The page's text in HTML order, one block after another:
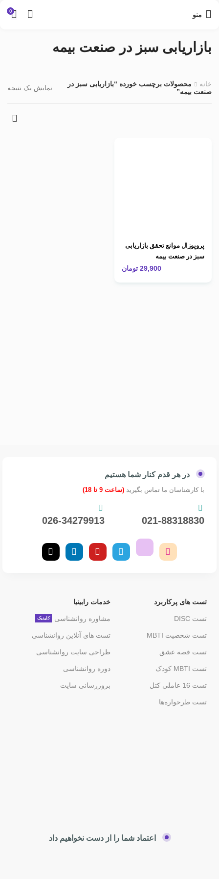
منو 0
بازاریابی سبز در صنعت بیمه
خانه
محصولات برچسب خورده “بازاریابی سبز در
صنعت بیمه”
نمایش یک نتیجه
پروپوزال موانع تحقق بازاریابی
سبز در صنعت بیمه
29,900 تومان
در هر قدم کنار شما هستیم
با کارشناسان ما تماس بگیرید (ساعت 9 تا 18)
021-88318830
026-34279913
تست های پرکاربرد
تست DISC
تست شخصیت MBTI
تست قصه عشق
تست MBTI کودک
تست 16 عاملی کتل
تست طرحواره‌ها
خدمات رابینیا
مشاوره روانشناسی کلینیک
تست های آنلاین روانشناسی
طراحی سایت روانشناسی
دوره روانشناسی
بروزرسانی سایت
اعتماد شما را از دست نخواهیم داد